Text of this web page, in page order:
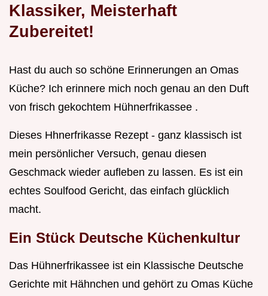
Klassiker, Meisterhaft
Zubereitet!
Hast du auch so schöne Erinnerungen an Omas
Küche? Ich erinnere mich noch genau an den Duft
von frisch gekochtem Hühnerfrikassee .
Dieses Hhnerfrikasse Rezept - ganz klassisch ist
mein persönlicher Versuch, genau diesen
Geschmack wieder aufleben zu lassen. Es ist ein
echtes Soulfood Gericht, das einfach glücklich
macht.
Ein Stück Deutsche Küchenkultur
Das Hühnerfrikassee ist ein Klassische Deutsche
Gerichte mit Hähnchen und gehört zu Omas Küche